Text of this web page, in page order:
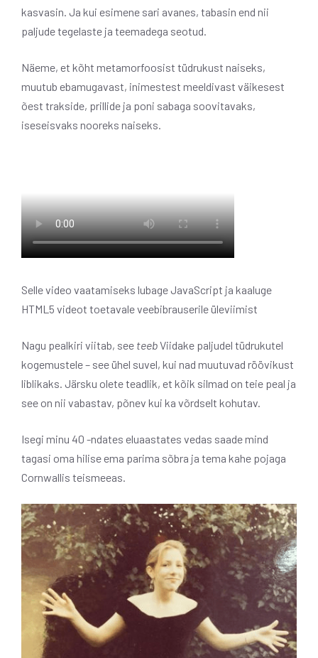
kasvasin. Ja kui esimene sari avanes, tabasin end nii
paljude tegelaste ja teemadega seotud.
Näeme, et kõht metamorfoosist tüdrukust naiseks,
muutub ebamugavast, inimestest meeldivast väikesest
õest trakside, prillide ja poni sabaga soovitavaks,
iseseisvaks nooreks naiseks.
Selle video vaatamiseks lubage JavaScript ja kaaluge
HTML5 videot toetavale veebibrauserile üleviimist
Nagu pealkiri viitab, see teebViidake paljudel tüdrukutel
kogemustele – see ühel suvel, kui nad muutuvad röövikust
liblikaks. Järsku olete teadlik, et kõik silmad on teie peal ja
see on nii vabastav, põnev kui ka võrdselt kohutav.
Isegi minu 40 -ndates eluaastates vedas saade mind
tagasi oma hilise ema parima sõbra ja tema kahe pojaga
Cornwallis teismeeas.